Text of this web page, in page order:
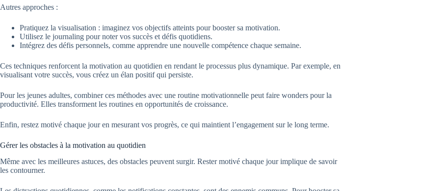
Autres approches :
Pratiquez la visualisation : imaginez vos objectifs atteints pour booster sa motivation.
Utilisez le journaling pour noter vos succès et défis quotidiens.
Intégrez des défis personnels, comme apprendre une nouvelle compétence chaque semaine.
Ces techniques renforcent la motivation au quotidien en rendant le processus plus dynamique. Par exemple, en
visualisant votre succès, vous créez un élan positif qui persiste.
Pour les jeunes adultes, combiner ces méthodes avec une routine motivationnelle peut faire wonders pour la
productivité. Elles transforment les routines en opportunités de croissance.
Enfin, restez motivé chaque jour en mesurant vos progrès, ce qui maintient l’engagement sur le long terme.
Gérer les obstacles à la motivation au quotidien
Même avec les meilleures astuces, des obstacles peuvent surgir. Rester motivé chaque jour implique de savoir
les contourner.